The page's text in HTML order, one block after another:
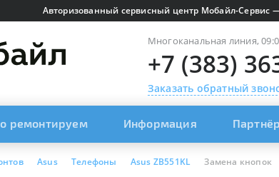
Авторизованный сервисный центр Мобайл-Сервис
Многоканальная линия,
+7 (383)
Заказать обратный
ремонтируем Информация
Asus Телефоны Asus ZB551KL Замена кнопок